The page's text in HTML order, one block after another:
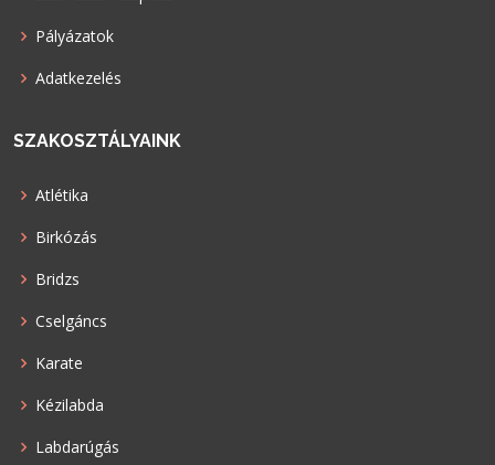
Pályázatok
Adatkezelés
SZAKOSZTÁLYAINK
Atlétika
Birkózás
Bridzs
Cselgáncs
Karate
Kézilabda
Labdarúgás